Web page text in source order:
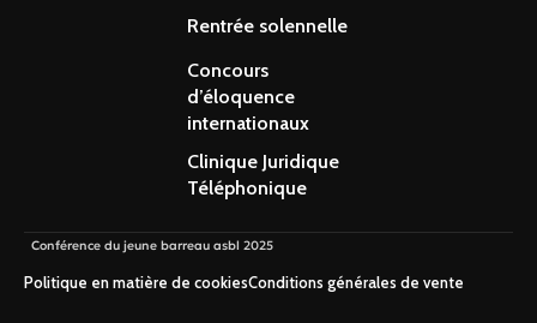
Rentrée solennelle
Concours
d’éloquence
internationaux
Clinique Juridique
Téléphonique
Conférence du jeune barreau asbl 2025
Politique en matière de cookiesConditions générales de vente